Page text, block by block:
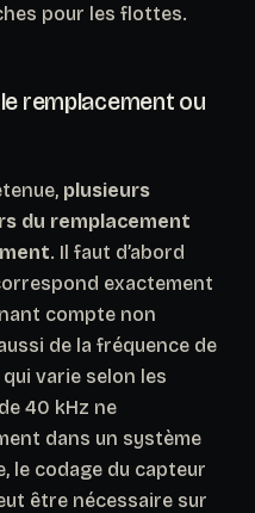
pour les flottes.
remplacement ou
plusieurs
du remplacement
. Il faut d’abord
exactement
compte non
de la fréquence de
varie selon les
40 kHz ne
dans un système
le codage du capteur
être nécessaire sur